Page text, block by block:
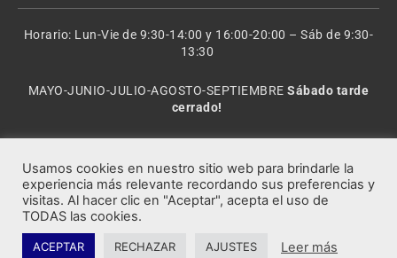
Horario: Lun-Vie de 9:30-14:00 y 16:00-20:00 – Sáb de 9:30-
13:30
MAYO-JUNIO-JULIO-AGOSTO-SEPTIEMBRESábado tarde
cerrado!
Rocafort Modelismo | Copyright 2021 © Todos los derechos
Usamos cookies en nuestro sitio web para brindarle la
experiencia más relevante recordando sus preferencias y
visitas. Al hacer clic en "Aceptar", acepta el uso de
TODAS las cookies.
ACEPTAR RECHAZAR AJUSTES Leer más